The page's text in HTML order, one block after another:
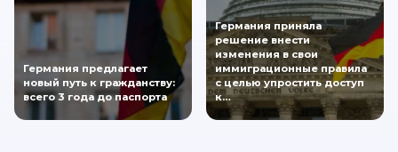
Германия предлагает
новый путь к гражданству:
всего 3 года до паспорта
Германия приняла
решение внести
изменения в свои
иммиграционные правила
с целью упростить доступ
к…